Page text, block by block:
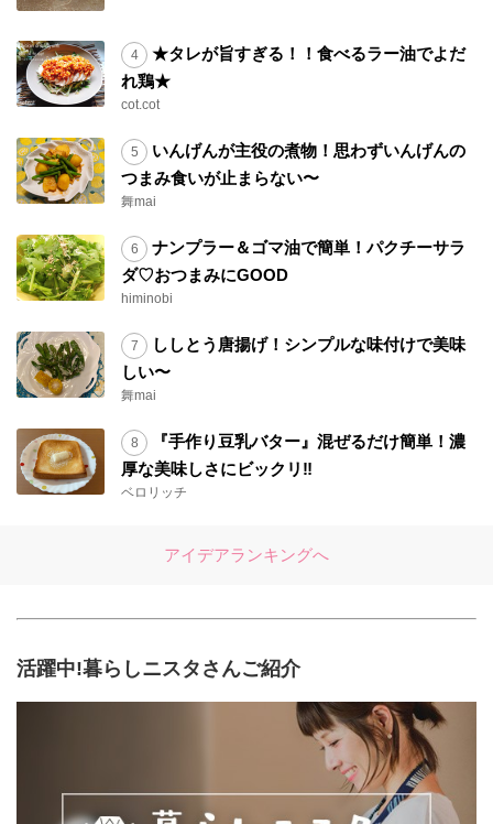
★タレが旨すぎる！！食べるラー油でよだ
れ鶏★
cot.cot
いんげんが主役の煮物！思わずいんげんの
つまみ食いが止まらない〜
舞mai
ナンプラー＆ゴマ油で簡単！パクチーサラ
ダ♡おつまみにGOOD
himinobi
ししとう唐揚げ！シンプルな味付けで美味
しい〜
舞mai
『手作り豆乳バター』混ぜるだけ簡単！濃
厚な美味しさにビックリ‼︎
ベロリッチ
アイデアランキングへ
活躍中!暮らしニスタさんご紹介